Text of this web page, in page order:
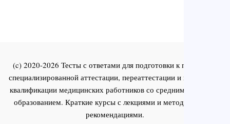
(c) 2020-2026 Тесты с ответами для подготовки к первичной
специализированной аттестации, переаттестации и повышения
квалификации медицинских работников со средним и высшим
образованием. Краткие курсы с лекциями и методическими
рекомендациями.